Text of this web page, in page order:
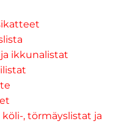
ikkunalistat
köli-, törmäyslistat ja